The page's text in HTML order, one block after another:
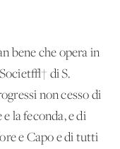
bene che opera in
di S.
non cesso di
la feconda, e di
e Capo e di tutti